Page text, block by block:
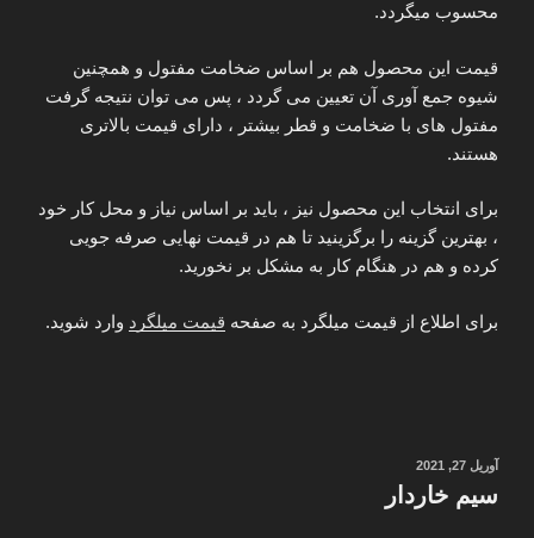
محسوب میگردد.
قیمت این محصول هم بر اساس ضخامت مفتول و همچنین
شیوه جمع آوری آن تعیین می گردد ، پس می توان نتیجه گرفت
مفتول های با ضخامت و قطر بیشتر ، دارای قیمت بالاتری
هستند.
برای انتخاب این محصول نیز ، باید بر اساس نیاز و محل کار خود
، بهترین گزینه را برگزینید تا هم در قیمت نهایی صرفه جویی
کرده و هم در هنگام کار به مشکل بر نخورید.
برای اطلاع از قیمت میلگرد به صفحه قیمت میلگرد وارد شوید.
نوشته‌شده
آوریل 27, 2021
سیم خاردار